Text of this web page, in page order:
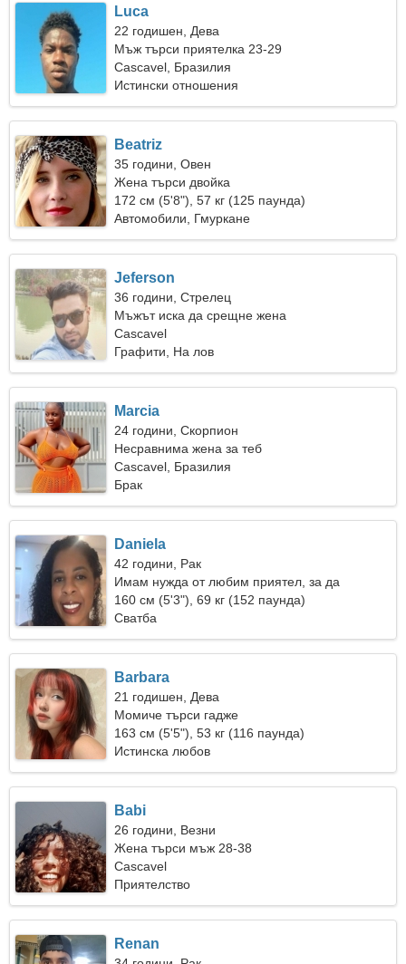
Luca
22 годишен, Дева
Мъж търси приятелка 23-29
Cascavel, Бразилия
Истински отношения
Beatriz
35 години, Овен
Жена търси двойка
172 см (5'8"), 57 кг (125 паунда)
Автомобили, Гмуркане
Jeferson
36 години, Стрелец
Мъжът иска да срещне жена
Cascavel
Графити, На лов
Marcia
24 години, Скорпион
Несравнима жена за теб
Cascavel, Бразилия
Брак
Daniela
42 години, Рак
Имам нужда от любим приятел, за да
танцуваме заедно
160 см (5'3"), 69 кг (152 паунда)
Сватба
Barbara
21 годишен, Дева
Момиче търси гадже
163 см (5'5"), 53 кг (116 паунда)
Истинска любов
Babi
26 години, Везни
Жена търси мъж 28-38
Cascavel
Приятелство
Renan